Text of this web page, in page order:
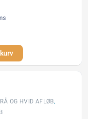
OG HVID AFLØB,